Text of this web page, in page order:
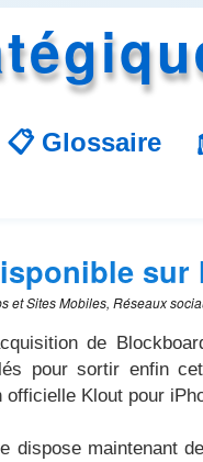
📋 Glossaire
sur
et Sites Mobiles, Réseaux
de
pour sortir enfin
officielle Klout pour
dispose maintenant